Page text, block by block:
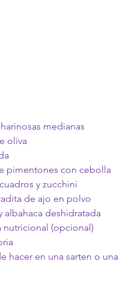
harinosas medianas
de oliva
y zucchini
de ajo en polvo
y albahaca deshidratada
nutricional (opcional)